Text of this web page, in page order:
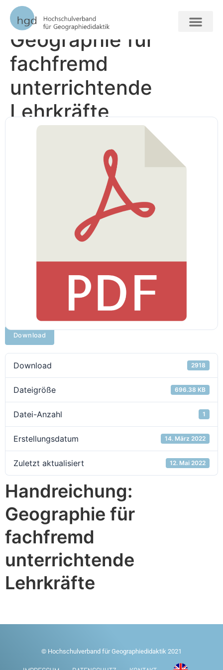
Handreichung:
Geographie für
fachfremd
unterrichtende
Lehrkräfte
Download
Download 2918
Dateigröße 696.38 KB
Datei-Anzahl 1
Erstellungsdatum 14. März 2022
Zuletzt aktualisiert 12. Mai 2022
Handreichung:
Geographie für
fachfremd
unterrichtende
Lehrkräfte
© Hochschulverband für Geographiedidaktik 2021